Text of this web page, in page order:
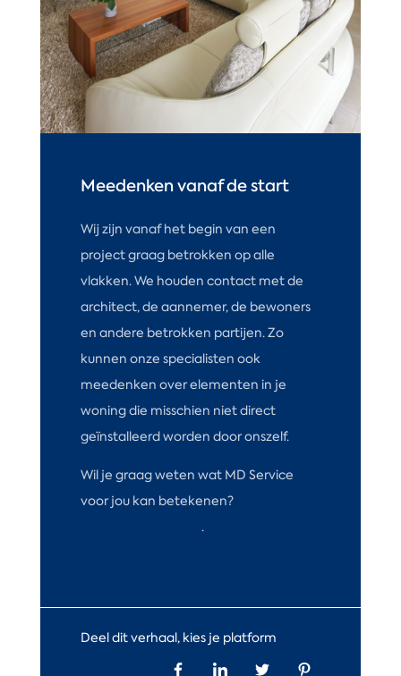
Meedenken vanaf de start
Wij zijn vanaf het begin van een
project graag betrokken op alle
vlakken. We houden contact met de
architect, de aannemer, de bewoners
en andere betrokken partijen. Zo
kunnen onze specialisten ook
meedenken over elementen in je
woning die misschien niet direct
geïnstalleerd worden door onszelf.
Wil je graag weten wat MD Service
voor jou kan betekenen?
.
Deel dit verhaal, kies je platform